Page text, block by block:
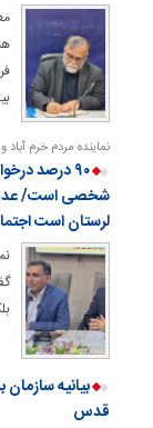
نماینده مردم خرم
۹۰ درصد
شخصی است/ عدم
لرستان است
بیانیه
قدس